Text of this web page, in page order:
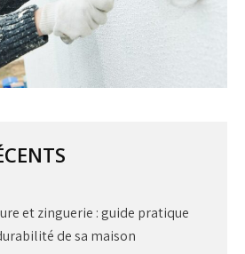
et zinguerie : guide pratique
de sa maison